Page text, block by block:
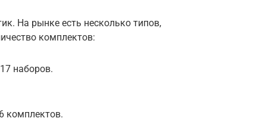
На рынке есть несколько типов,
комплектов:
наборов.
комплектов.